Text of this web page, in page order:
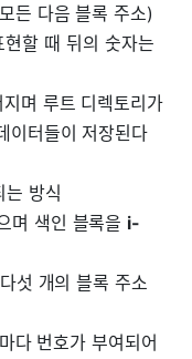
든 다음 블록 주소)
할 때 뒤의 숫자는
며 루트 디렉토리가
이터들이 저장된다
는 방식
며 색인 블록을 i-
섯 개의 블록 주소
다 번호가 부여되어